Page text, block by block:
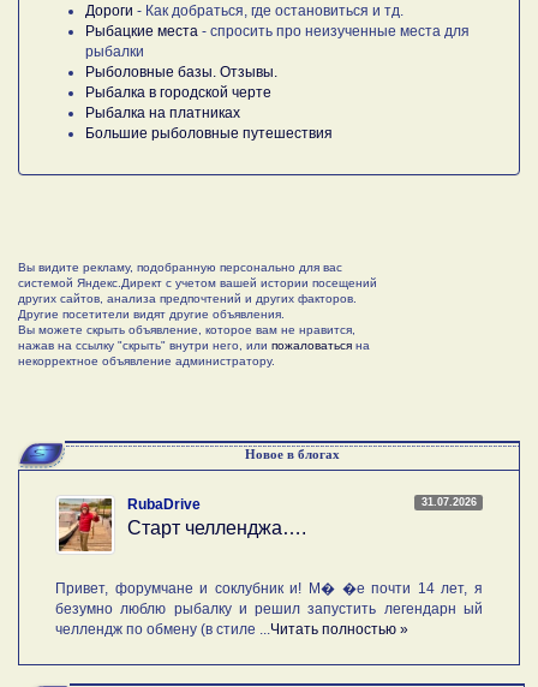
Дороги - Как добраться, где остановиться и тд.
Рыбацкие места - спросить про неизученные места для
рыбалки
Рыболовные базы. Отзывы.
Рыбалка в городской черте
Рыбалка на платниках
Большие рыболовные путешествия
Вы видите рекламу, подобранную персонально для вас
системой Яндекс.Директ с учетом вашей истории посещений
других сайтов, анализа предпочтений и других факторов.
Другие посетители видят другие объявления.
Вы можете скрыть объявление, которое вам не нравится,
нажав на ссылку "скрыть" внутри него, или пожаловаться на
некорректное объявление администратору.
Новое в блогах
31.07.2026
RubaDrive
Старт челленджа….
Привет, форумчане и соклубник и! М� �е почти 14 лет, я
безумно люблю рыбалку и решил запустить легендарн ый
челлендж по обмену (в стиле ... Читать полностью »